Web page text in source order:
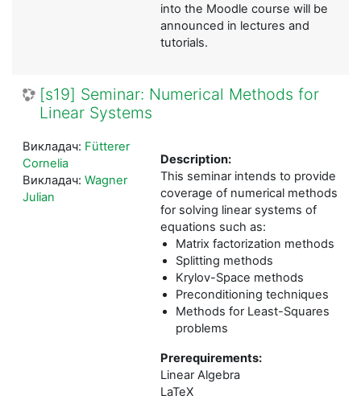
into the Moodle course will be
announced in lectures and
tutorials.
[s19] Seminar: Numerical Methods for
Linear Systems
Description:
This seminar intends to provide
coverage of numerical methods
for solving linear systems of
equations such as:
Matrix factorization methods
Splitting methods
Krylov-Space methods
Preconditioning techniques
Methods for Least-Squares
problems
Prerequirements:
Linear Algebra
LaTeX
Викладач: Fütterer
Cornelia
Викладач: Wagner
Julian